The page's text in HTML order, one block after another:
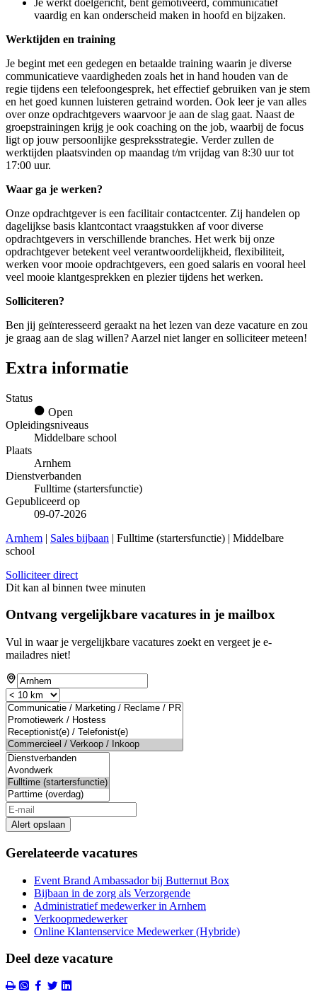
vaardig en kan onderscheid maken in hoofd en bijzaken.
Werktijden en training
Je begint met een gedegen en betaalde training waarin je diverse
communicatieve vaardigheden zoals het in hand houden van de
regie tijdens een telefoongesprek, het effectief gebruiken van je stem
en het goed kunnen luisteren getraind worden. Ook leer je van alles
over onze opdrachtgevers waarvoor je aan de slag gaat. Naast de
groepstrainingen krijg je ook coaching on the job, waarbij de focus
ligt op jouw persoonlijke gespreksstrategie. Verder zullen de
werktijden plaatsvinden op maandag t/m vrijdag van 8:30 uur tot
17:00 uur.
Waar ga je werken?
Onze opdrachtgever is een facilitair contactcenter. Zij handelen op
dagelijkse basis klantcontact vraagstukken af voor diverse
opdrachtgevers in verschillende branches. Het werk bij onze
opdrachtgever betekent veel verantwoordelijkheid, flexibiliteit,
werken voor mooie opdrachtgevers, een goed salaris en vooral heel
veel mooie klantgesprekken en plezier tijdens het werken.
Solliciteren?
Ben jij geïnteresseerd geraakt na het lezen van deze vacature en zou
je graag aan de slag willen? Aarzel niet langer en solliciteer meteen!
Extra informatie
Status
Open
Opleidingsniveaus
Middelbare school
Plaats
Arnhem
Dienstverbanden
Fulltime (startersfunctie)
Gepubliceerd op
09-07-2026
Arnhem | Sales bijbaan | Fulltime (startersfunctie) | Middelbare
school
Solliciteer direct
Dit kan al binnen twee minuten
Ontvang vergelijkbare vacatures in je mailbox
Vul in waar je vergelijkbare vacatures zoekt en vergeet je e-
mailadres niet!
If
you
are
a
human,
ignore
this
field
Alert opslaan
Gerelateerde vacatures
Event Brand Ambassador bij Butternut Box
Bijbaan in de zorg als Verzorgende
Administratief medewerker in Arnhem
Verkoopmedewerker
Online Klantenservice Medewerker (Hybride)
Deel deze vacature